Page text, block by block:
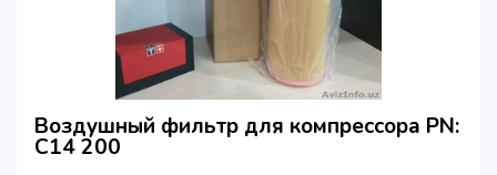
Воздушный фильтр для компрессора PN:
C14 200